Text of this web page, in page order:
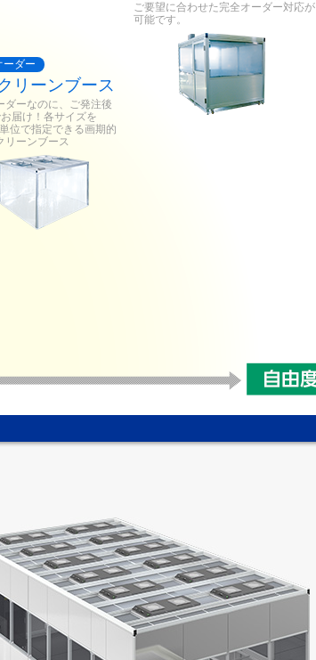
ーダー
リーンブース
ダーなのに、ご発注後
届け！各サイズを
位で指定できる画期的
リーンブース
ご要望に合わせた完全オーダー対応が
可能です。